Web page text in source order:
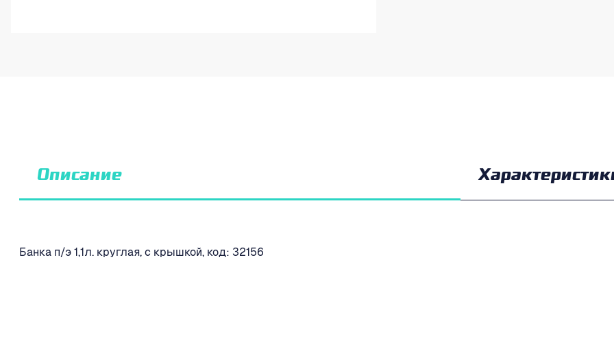
Описание
Банка п/э 1,1л. круглая, с крышкой, код: 32156